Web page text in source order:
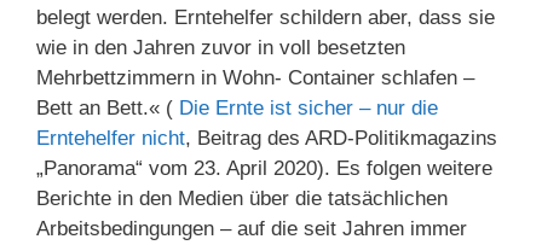
belegt werden. Erntehelfer schildern aber, dass sie
wie in den Jahren zuvor in voll besetzten
Mehrbettzimmern in Wohn- Container schlafen –
Bett an Bett.« ( Die Ernte ist sicher – nur die
Erntehelfer nicht, Beitrag des ARD-Politikmagazins
„Panorama“ vom 23. April 2020). Es folgen weitere
Berichte in den Medien über die tatsächlichen
Arbeitsbedingungen – auf die seit Jahren immer